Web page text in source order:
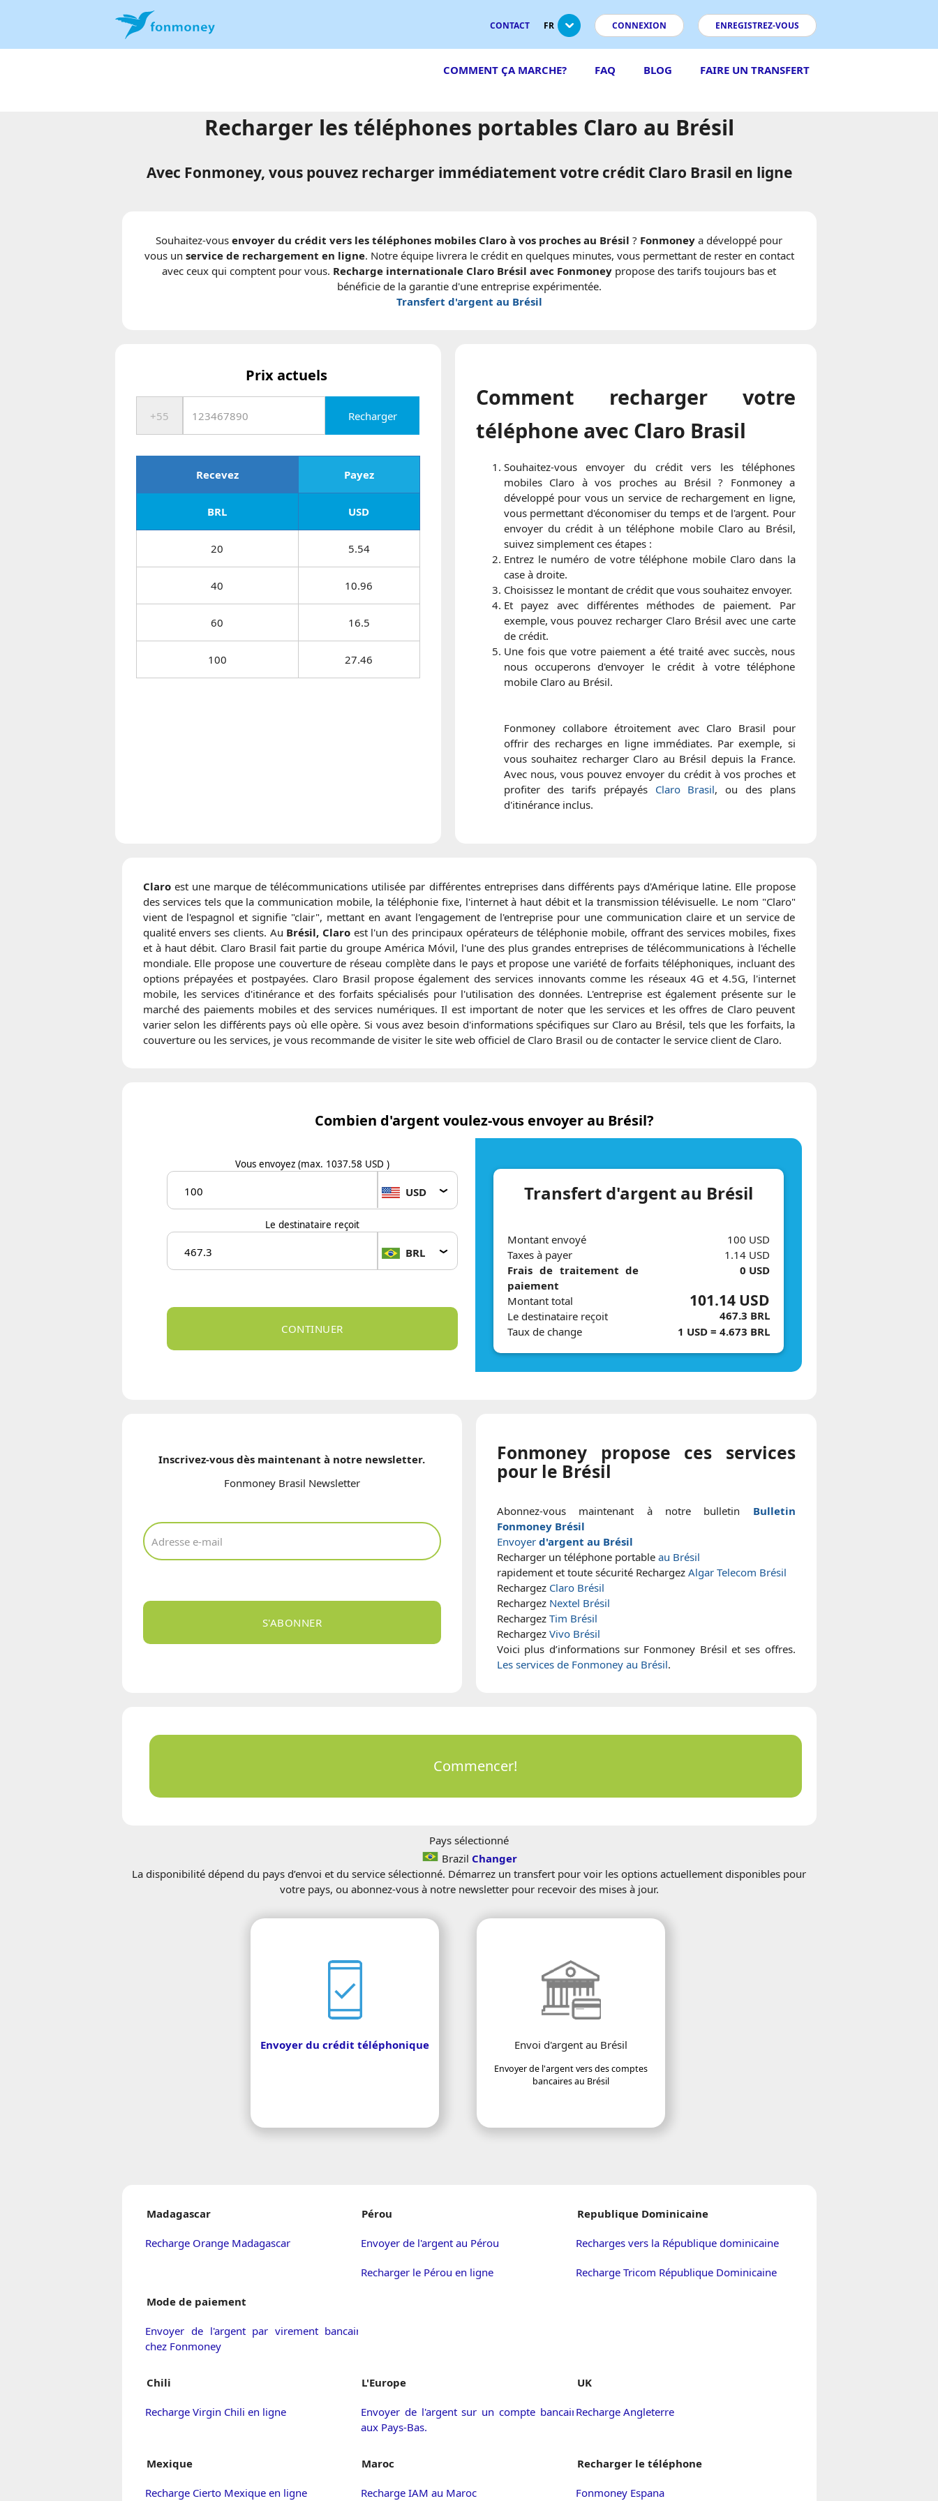
CONTACT FR CONNEXION ENREGISTREZ-VOUS
COMMENT ÇA MARCHE? FAQ BLOG FAIRE UN TRANSFERT
Recharger les téléphones portables Claro au Brésil
Avec Fonmoney, vous pouvez recharger immédiatement votre crédit Claro Brasil en ligne
Souhaitez-vousenvoyer du crédit vers les téléphones mobiles Claro à vos proches au Brésil ? Fonmoney a développé pour
vous un service de rechargement en ligne. Notre équipe livrera le crédit en quelques minutes, vous permettant de rester en contact
avec ceux qui comptent pour vous. Recharge internationale Claro Brésil avec Fonmoney propose des tarifs toujours bas et
bénéficie de la garantie d'une entreprise expérimentée.
Transfert d'argent au Brésil
Prix actuels
Recharger
Recevez Payez
BRL USD
20 5.54
40 10.96
60 16.5
100 27.46
Comment recharger votre
téléphone avec Claro Brasil
Souhaitez-vous envoyer du crédit vers les téléphones
mobiles Claro à vos proches au Brésil ? Fonmoney a
développé pour vous un service de rechargement en ligne,
vous permettant d'économiser du temps et de l'argent. Pour
envoyer du crédit à un téléphone mobile Claro au Brésil,
suivez simplement ces étapes :
Entrez le numéro de votre téléphone mobile Claro dans la
case à droite.
Choisissez le montant de crédit que vous souhaitez envoyer.
Et payez avec différentes méthodes de paiement. Par
exemple, vous pouvez recharger Claro Brésil avec une carte
de crédit.
Une fois que votre paiement a été traité avec succès, nous
nous occuperons d'envoyer le crédit à votre téléphone
mobile Claro au Brésil.
Fonmoney collabore étroitement avec Claro Brasil pour
offrir des recharges en ligne immédiates. Par exemple, si
vous souhaitez recharger Claro au Brésil depuis la France.
Avec nous, vous pouvez envoyer du crédit à vos proches et
profiter des tarifs prépayés Claro Brasil, ou des plans
d'itinérance inclus.
Claroest une marque de télécommunications utilisée par différentes entreprises dans différents pays d'Amérique latine. Elle propose
des services tels que la communication mobile, la téléphonie fixe, l'internet à haut débit et la transmission télévisuelle. Le nom "Claro"
vient de l'espagnol et signifie "clair", mettant en avant l'engagement de l'entreprise pour une communication claire et un service de
qualité envers ses clients. Au Brésil, Claro est l'un des principaux opérateurs de téléphonie mobile, offrant des services mobiles, fixes
et à haut débit. Claro Brasil fait partie du groupe América Móvil, l'une des plus grandes entreprises de télécommunications à l'échelle
mondiale. Elle propose une couverture de réseau complète dans le pays et propose une variété de forfaits téléphoniques, incluant des
options prépayées et postpayées. Claro Brasil propose également des services innovants comme les réseaux 4G et 4.5G, l'internet
mobile, les services d'itinérance et des forfaits spécialisés pour l'utilisation des données. L'entreprise est également présente sur le
marché des paiements mobiles et des services numériques. Il est important de noter que les services et les offres de Claro peuvent
varier selon les différents pays où elle opère. Si vous avez besoin d'informations spécifiques sur Claro au Brésil, tels que les forfaits, la
couverture ou les services, je vous recommande de visiter le site web officiel de Claro Brasil ou de contacter le service client de Claro.
Combien d'argent voulez-vous envoyer au Brésil?
Vous envoyez(max. 1037.58 USD )
USD
Le destinataire reçoit
BRL
Transfert d'argent au Brésil
Montant envoyé
Taxes à payer
Frais de traitement de
paiement
100 USD
1.14 USD
0 USD
Montant total
Le destinataire reçoit
101.14 USD
467.3 BRL
Taux de change
1 USD = 4.673 BRL
Inscrivez-vous dès maintenant à notre newsletter.
Fonmoney Brasil Newsletter
S'ABONNER
Fonmoney propose ces services
pour le Brésil
Abonnez-vous maintenant à notre bulletin Bulletin
Fonmoney Brésil
Envoyer d'argent au Brésil
Recharger un téléphone portableau Brésil
rapidement et toute sécurité RechargezAlgar Telecom Brésil
Rechargez Claro Brésil
Rechargez Nextel Brésil
RechargezTim Brésil
RechargezVivo Brésil
Voici plus d’informations sur Fonmoney Brésil et ses offres.
Les services de Fonmoney au Brésil.
Commencer!
Pays sélectionné
Brazil Changer
La disponibilité dépend du pays d’envoi et du service sélectionné. Démarrez un transfert pour voir les options actuellement disponibles pour
votre pays, ou abonnez-vous à notre newsletter pour recevoir des mises à jour.
Envoyer du crédit téléphonique Envoi d'argent au Brésil
Envoyer de l'argent vers des comptes
bancaires au Brésil
Madagascar
Recharge Orange Madagascar
Pérou
Envoyer de l'argent au Pérou
Recharger le Pérou en ligne
Republique Dominicaine
Recharges vers la République dominicaine
Recharge Tricom République Dominicaine
Mode de paiement
Envoyer de l'argent par virement bancaire
chez Fonmoney
Chili
Recharge Virgin Chili en ligne
L'Europe
Envoyer de l'argent sur un compte bancaire
aux Pays-Bas.
UK
Recharge Angleterre
Mexique
Recharge Cierto Mexique en ligne
Maroc
Recharge IAM au Maroc
Recharger le téléphone
Fonmoney Espana